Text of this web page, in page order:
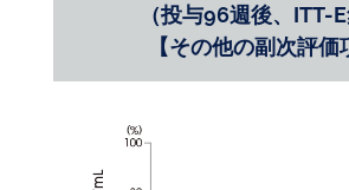
（投与96週後、ITT-E
【その他の副次評価